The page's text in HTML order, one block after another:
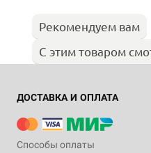
Рекомендуем вам
С этим товаром
ДОСТАВКА И ОПЛАТА
Способы оплаты